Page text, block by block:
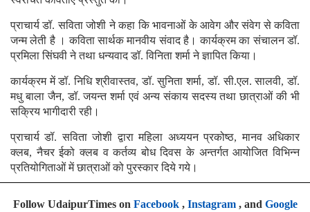
प्राचार्य डॉ. सविता जोशी ने कहा कि भावनाओं के आवेग और संवेग से कविता
जन्म लेती है । कविता सार्थक मानवीय संवाद है। कार्यक्रम का संचालन डॉ.
प्रमिला सिंघवी ने तथा धन्यवाद डॉ. विनिता शर्मा ने ज्ञापित किया।
कार्यक्रम में डॉ. निधि श्रीवास्तव, डॉ. सुनिता शर्मा, डॉ. सी.एल. सालवी, डॉ.
मधु बाला जैन, डॉ. जयन्त शर्मा एवं अन्य संकाय सदस्य तथा छात्राओं की भी
सक्रिय भागीदारी रही।
प्राचार्य डॉ. सविता जोशी द्वारा महिला अध्ययन प्रकोष्ठ, मानव अधिकार
क्लब, नैचर ईको क्लब व कर्तव्य बोध दिवस के अन्तर्गत आयोजित विभिन्न
प्रतियोगिताओं में छात्राओं को पुरस्कार दिये गये।
Follow UdaipurTimes on Facebook, Instagram, and Google